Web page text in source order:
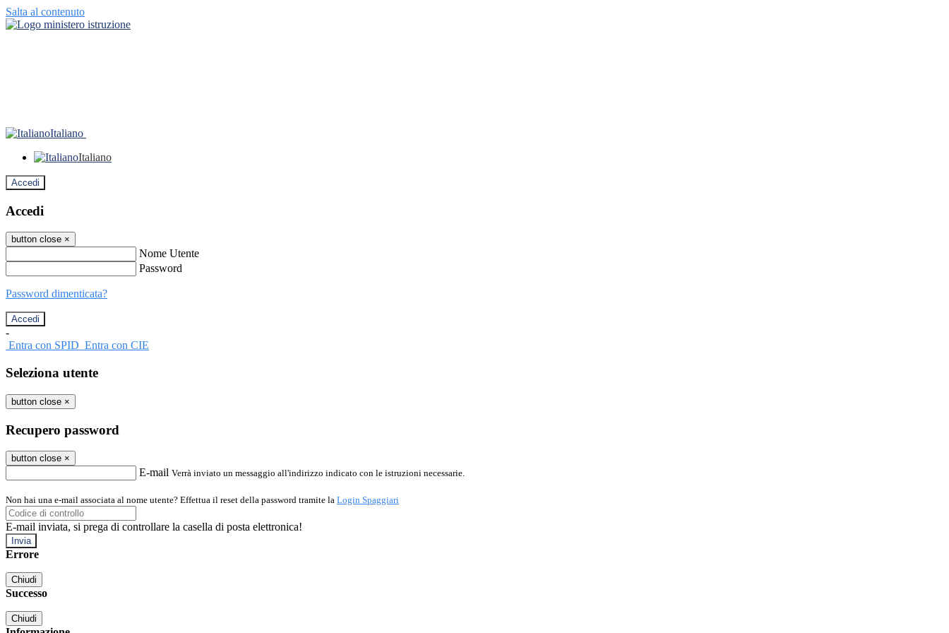
Salta al contenuto
Italiano
Italiano
Accedi
Accedi
button close ×
Nome Utente
Password
Password dimenticata?
-
Entra con SPID Entra con CIE
Seleziona utente
button close ×
Recupero password
button close ×
E-mail Verrà inviato un messaggio all'indirizzo indicato con le istruzioni necessarie.
Non hai una e-mail associata al nome utente? Effettua il reset della password tramite la Login Spaggiari
E-mail inviata, si prega di controllare la casella di posta elettronica!
Errore
Chiudi
Successo
Chiudi